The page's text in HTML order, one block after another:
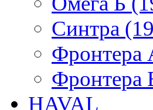
Синтра
Фронтера
Фронтера
HAVAL